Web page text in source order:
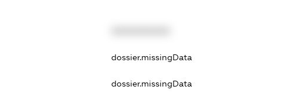
dossier.missingData
dossier.missingData